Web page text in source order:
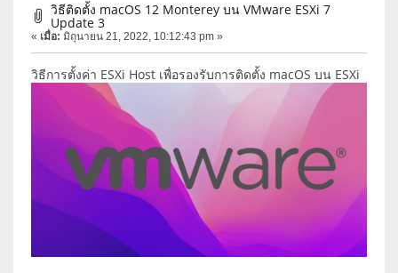
วิธีติดตั้ง macOS 12 Monterey บน VMware ESXi 7
Update 3
« เมื่อ: มิถุนายน 21, 2022, 10:12:43 pm »
วิธีการตั้งค่า ESXi Host เพื่อรองรับการติดตั้ง macOS บน ESXi